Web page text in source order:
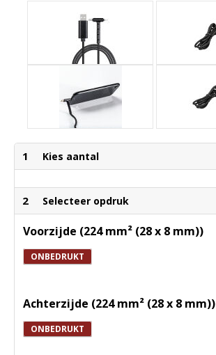
1 Kies aantal
2 Selecteer opdruk
Voorzijde (224 mm² (28 x 8 mm))
ONBEDRUKT
Achterzijde (224 mm² (28 x 8 mm))
ONBEDRUKT